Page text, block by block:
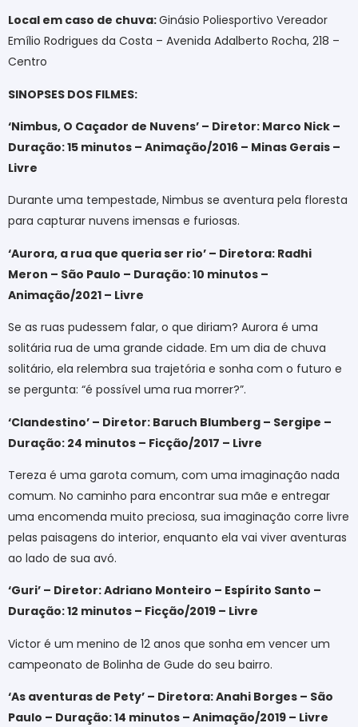
Local em caso de chuva:Ginásio Poliesportivo Vereador
Emílio Rodrigues da Costa – Avenida Adalberto Rocha, 218 –
Centro
SINOPSES DOS FILMES:
‘Nimbus, O Caçador de Nuvens’ – Diretor: Marco Nick –
Duração: 15 minutos – Animação/2016 – Minas Gerais –
Livre
Durante uma tempestade, Nimbus se aventura pela floresta
para capturar nuvens imensas e furiosas.
‘Aurora, a rua que queria ser rio’ – Diretora: Radhi
Meron – São Paulo – Duração: 10 minutos –
Animação/2021 – Livre
Se as ruas pudessem falar, o que diriam? Aurora é uma
solitária rua de uma grande cidade. Em um dia de chuva
solitário, ela relembra sua trajetória e sonha com o futuro e
se pergunta: “é possível uma rua morrer?”.
‘Clandestino’ – Diretor: Baruch Blumberg – Sergipe –
Duração: 24 minutos – Ficção/2017 – Livre
Tereza é uma garota comum, com uma imaginação nada
comum. No caminho para encontrar sua mãe e entregar
uma encomenda muito preciosa, sua imaginação corre livre
pelas paisagens do interior, enquanto ela vai viver aventuras
ao lado de sua avó.
‘Guri’ – Diretor: Adriano Monteiro – Espírito Santo –
Duração: 12 minutos – Ficção/2019 – Livre
Victor é um menino de 12 anos que sonha em vencer um
campeonato de Bolinha de Gude do seu bairro.
‘As aventuras de Pety’ – Diretora: Anahi Borges – São
Paulo – Duração: 14 minutos – Animação/2019 – Livre